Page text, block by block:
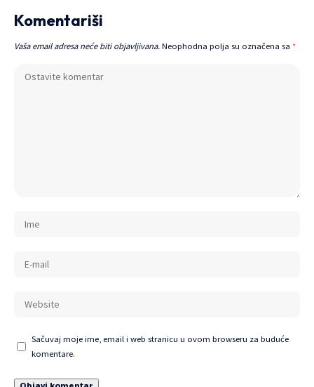
Komentariši
Vaša email adresa neće biti objavljivana. Neophodna polja su označena sa *
Sačuvaj moje ime, email i web stranicu u ovom browseru za buduće
komentare.